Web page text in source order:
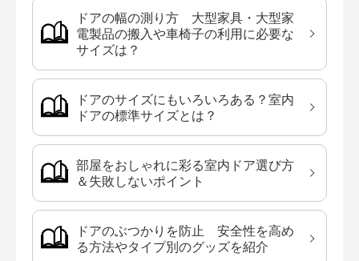
ドアの幅の測り方 大型家具・大型家
電製品の搬入や車椅子の利用に必要な
サイズは？
ドアのサイズにもいろいろある？室内
ドアの標準サイズとは？
部屋をおしゃれに彩る室内ドア選び方
＆失敗しないポイント
ドアのぶつかりを防止 安全性を高め
る方法やタイプ別のグッズを紹介